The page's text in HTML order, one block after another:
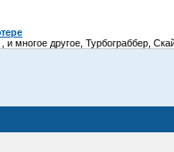
другое, Турбограббер,